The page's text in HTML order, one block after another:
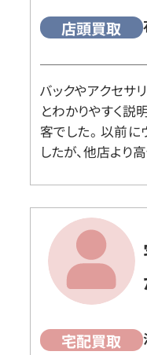
店頭買取
バックやアクセサ
とわかりやすく説
客でした。 以前
したが、他店より
宅配買取